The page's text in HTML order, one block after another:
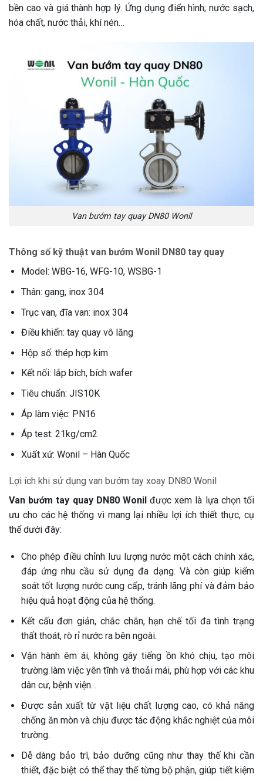
bền cao và giá thành hợp lý. Ứng dụng điển hình; nước sạch,
hóa chất, nước thải, khí nén…
Van bướm tay quay DN80 Wonil
Thông số kỹ thuật van bướm Wonil DN80 tay quay
Model: WBG-16, WFG-10, WSBG-1
Thân: gang, inox 304
Trục van, đĩa van: inox 304
Điều khiển: tay quay vô lăng
Hộp số: thép hợp kim
Kết nối: lắp bích, bích wafer
Tiêu chuẩn: JIS10K
Áp làm việc: PN16
Áp test: 21kg/cm2
Xuất xứ: Wonil – Hàn Quốc
Lợi ích khi sử dụng van bướm tay xoay DN80 Wonil
Van bướm tay quay DN80 Wonil được xem là lựa chọn tối
ưu cho các hệ thống vì mang lại nhiều lợi ích thiết thực, cụ
thể dưới đây:
Cho phép điều chỉnh lưu lượng nước một cách chính xác,
đáp ứng nhu cầu sử dụng đa dạng. Và còn giúp kiểm
soát tốt lượng nước cung cấp, tránh lãng phí và đảm bảo
hiệu quả hoạt động của hệ thống.
Kết cấu đơn giản, chắc chắn, hạn chế tối đa tình trạng
thất thoát, rò rỉ nước ra bên ngoài.
Vận hành êm ái, không gây tiếng ồn khó chịu, tạo môi
trường làm việc yên tĩnh và thoải mái, phù hợp với các khu
dân cư, bệnh viện…
Được sản xuất từ vật liệu chất lượng cao, có khả năng
chống ăn mòn và chịu được tác động khắc nghiệt của môi
trường.
Dễ dàng bảo trì, bảo dưỡng cũng như thay thế khi cần
thiết, đặc biệt có thể thay thế từng bộ phận, giúp tiết kiệm